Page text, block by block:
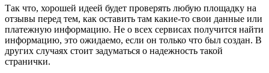
Так что, хорошей идеей будет проверять любую площадку на
отзывы перед тем, как оставить там какие-то свои данные или
платежную информацию. Не о всех сервисах получится найти
информацию, это ожидаемо, если он только что был создан. В
других случаях стоит задуматься о надежность такой
странички.